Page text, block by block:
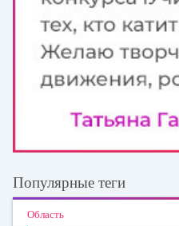
Популярные теги
Область